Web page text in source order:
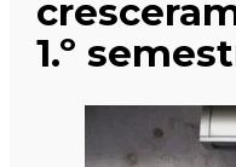
1.º